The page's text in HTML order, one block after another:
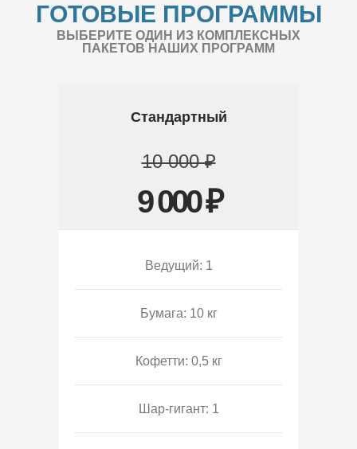
ГОТОВЫЕ ПРОГРАММЫ
ВЫБЕРИТЕ ОДИН ИЗ КОМПЛЕКСНЫХ
ПАКЕТОВ НАШИХ ПРОГРАММ
Стандартный
10 000 ₽
9 000 ₽
Ведущий: 1
Бумага: 10 кг
Кофетти: 0,5 кг
Шар-гигант: 1